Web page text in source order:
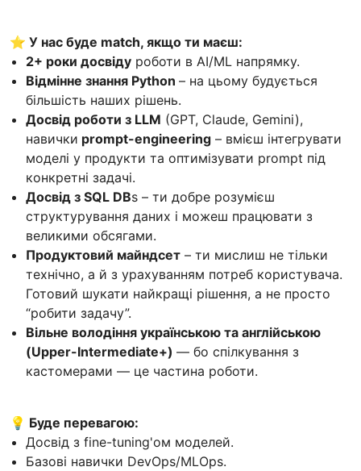
⭐ У нас буде match, якщо ти маєш:
2+ роки досвіду роботи в AI/ML напрямку.
Відмінне знання Python – на цьому будується
більшість наших рішень.
Досвід роботи з LLM (GPT, Claude, Gemini),
навички prompt-engineering – вмієш інтегрувати
моделі у продукти та оптимізувати prompt під
конкретні задачі.
Досвід з SQL DBs – ти добре розумієш
структурування даних і можеш працювати з
великими обсягами.
Продуктовий майндсет – ти мислиш не тільки
технічно, а й з урахуванням потреб користувача.
Готовий шукати найкращі рішення, а не просто
“робити задачу”.
Вільне володіння українською та англійською
(Upper-Intermediate+) — бо спілкування з
кастомерами — це частина роботи.
💡 Буде перевагою:
Досвід з fine-tuning'ом моделей.
Базові навички DevOps/MLOps.